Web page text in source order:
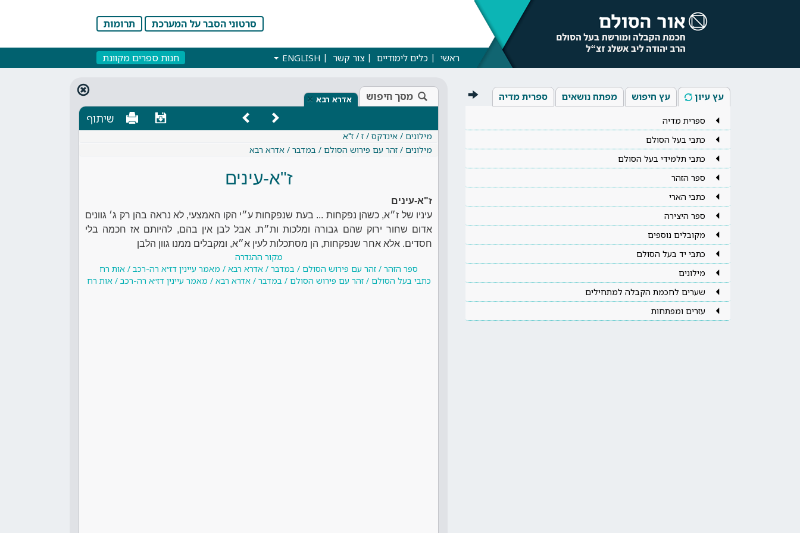
סרטוני הסבר על המערכת תרומות
ראשי כלים לימודיים צור קשר ENGLISH חנות ספרים מקוונת
עץ עיון עץ חיפוש מפתח נושאים ספרית מדיה
ספרית מדיה
כתבי בעל הסולם
כתבי תלמידי בעל הסולם
ספר הזהר
כתבי הארי
ספר היצירה
מקובלים נוספים
כתבי יד בעל הסולם
מילונים
שערים לחכמת הקבלה למתחילים
עזרים ומפתחות
מסך חיפוש אדרא רבא ×
שיתוף
מילונים / אינדקס / ז / ז"א
מילונים / זהר עם פירוש הסולם / במדבר / אדרא רבא
ז"א-עינים
ז"א-עינים
עיניו של ז״א, כשהן נפקחות ... בעת שנפקחות ע״י הקו האמצעי, לא נראה בהן רק ג׳ גוונים
אדום שחור ירוק שהם גבורה ומלכות ות״ת. אבל לבן אין בהם, להיותם אז חכמה בלי
חסדים. אלא אחר שנפקחות, הן מסתכלות לעין א״א, ומקבלים ממנו גוון הלבן
מקור ההגדרה
ספר הזהר / זהר עם פירוש הסולם / במדבר / אדרא רבא / מאמר עיינין דז״א רה-רכב / אות רח
כתבי בעל הסולם / זהר עם פירוש הסולם / במדבר / אדרא רבא / מאמר עיינין דז״א רה-רכב / אות רח